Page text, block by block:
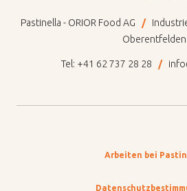
Pastinella - ORIOR Food AG
Oberentfelden
Tel: +41 62 737 28 28
Arbeiten bei